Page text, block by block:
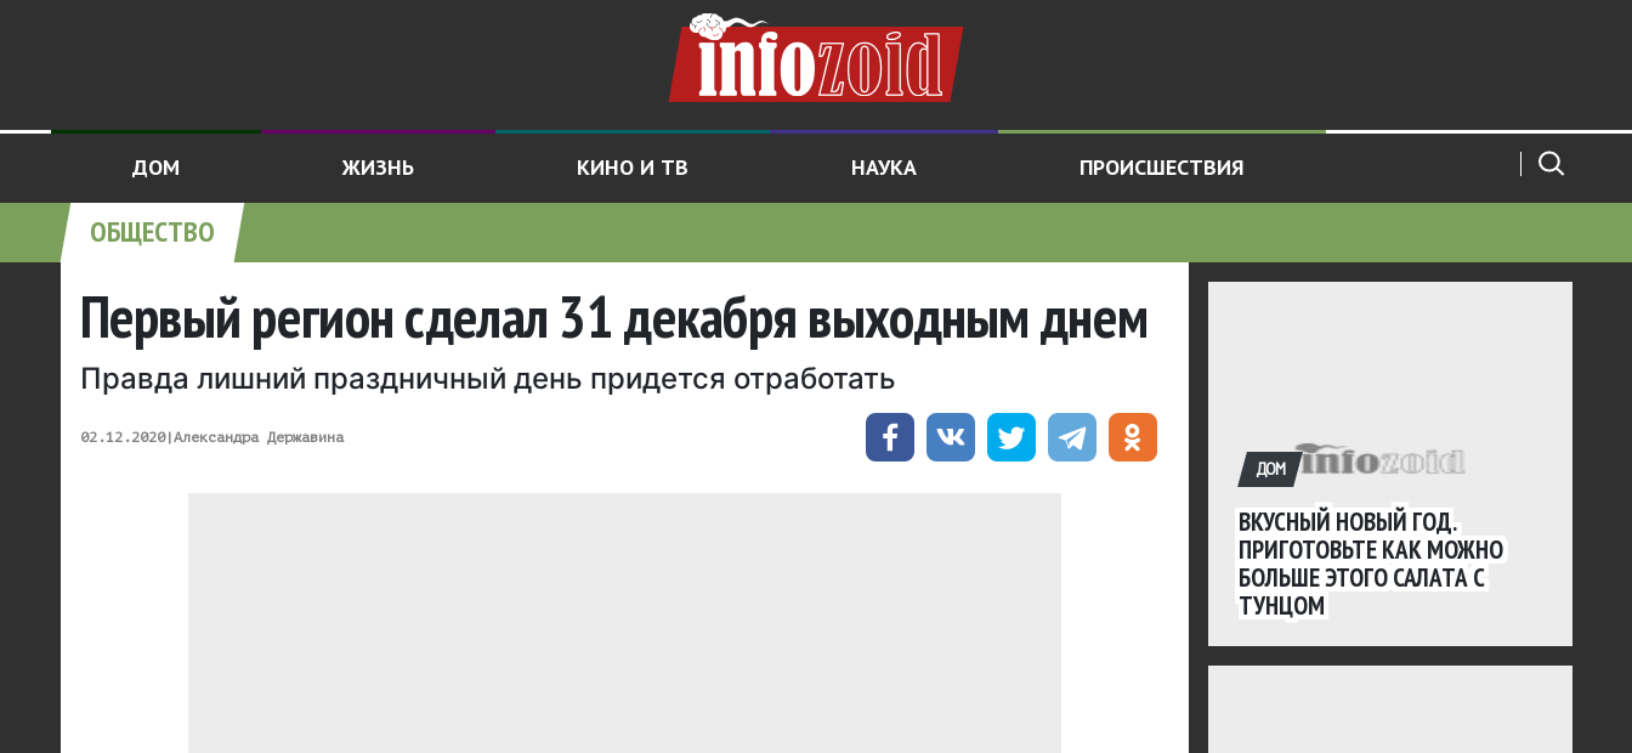
ДОМ ЖИЗНЬ КИНО И ТВ НАУКА ПРОИСШЕСТВИЯ
ОБЩЕСТВО
Первый регион сделал 31 декабря выходным днем
Правда лишний праздничный день придется отработать
02.12.2020|Александра Державина
ДОМ
ВКУСНЫЙ НОВЫЙ ГОД.
ПРИГОТОВЬТЕ КАК МОЖНО
БОЛЬШЕ ЭТОГО САЛАТА С
ТУНЦОМ